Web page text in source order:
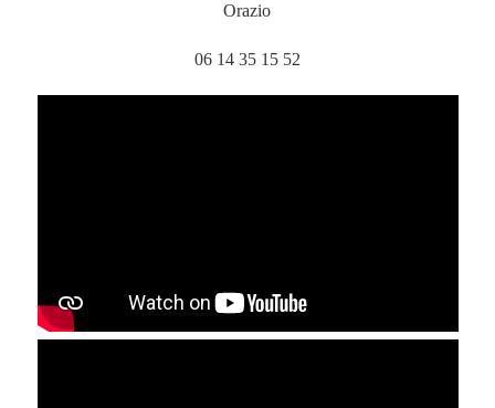
Orazio
06 14 35 15 52